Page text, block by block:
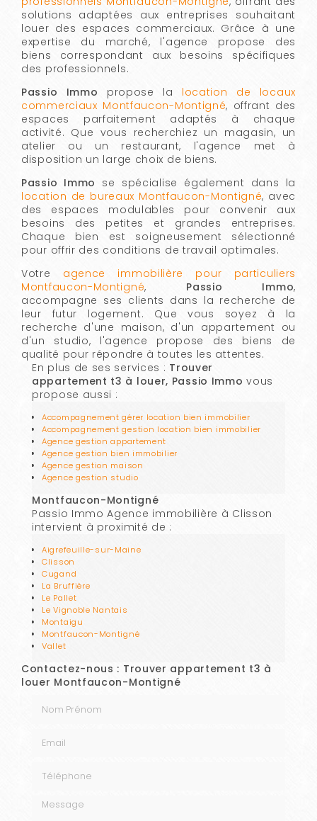
solutions adaptées aux entreprises souhaitant
louer des espaces commerciaux. Grâce à une
expertise du marché, l'agence propose des
biens correspondant aux besoins spécifiques
des professionnels.
Passio Immo propose la location de locaux
commerciaux Montfaucon-Montigné, offrant des
espaces parfaitement adaptés à chaque
activité. Que vous recherchiez un magasin, un
atelier ou un restaurant, l'agence met à
disposition un large choix de biens.
Passio Immo se spécialise également dans la
location de bureaux Montfaucon-Montigné, avec
des espaces modulables pour convenir aux
besoins des petites et grandes entreprises.
Chaque bien est soigneusement sélectionné
pour offrir des conditions de travail optimales.
Votre agence immobilière pour particuliers
Montfaucon-Montigné, Passio Immo,
accompagne ses clients dans la recherche de
leur futur logement. Que vous soyez à la
recherche d'une maison, d'un appartement ou
d'un studio, l'agence propose des biens de
qualité pour répondre à toutes les attentes.
En plus de ses services : Trouver
appartement t3 à louer, Passio Immo vous
propose aussi :
Accompagnement gérer location bien immobilier
Accompagnement gestion location bien immobilier
Agence gestion appartement
Agence gestion bien immobilier
Agence gestion maison
Agence gestion studio
Montfaucon-Montigné
Passio Immo Agence immobilière à Clisson
intervient à proximité de :
Aigrefeuille-sur-Maine
Clisson
Cugand
La Bruffière
Le Pallet
Le Vignoble Nantais
Montaigu
Montfaucon-Montigné
Vallet
Contactez-nous : Trouver appartement t3 à
louer Montfaucon-Montigné
Message